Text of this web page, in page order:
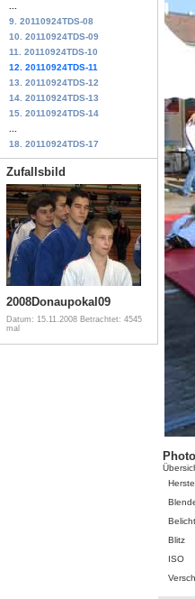
9. 20110924TDS-08
10. 20110924TDS-09
11. 20110924TDS-10
12. 20110924TDS-11
13. 20110924TDS-12
14. 20110924TDS-13
15. 20110924TDS-14
18. 20110924TDS-17
Zufallsbild
2008Donaupokal09
Datum: 15.11.2008 Betrachtet: 4545
mal
Blitz
ISO